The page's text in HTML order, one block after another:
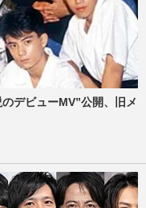
デビューMV”公開、旧メ